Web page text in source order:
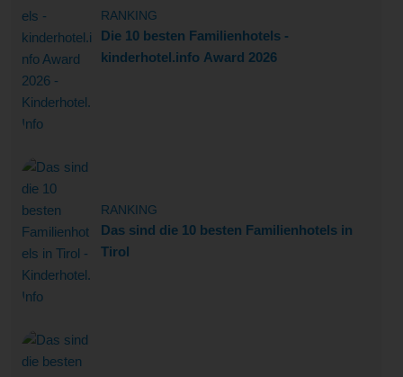
RANKING
Die 10 besten Familienhotels -
kinderhotel.info Award 2026
RANKING
Das sind die 10 besten Familienhotels in
Tirol